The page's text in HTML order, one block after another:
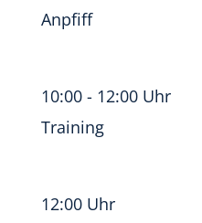
Anpfiff
10:00 - 12:00 Uhr
Training
12:00 Uhr